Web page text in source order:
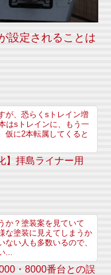
設定されることは
が、恐らくsトレイン増
はsトレインに、もう一
仮に2本転属してくると
】拝島ライナー用
か？塗装案を見ていて
な塗装に見えてしまうか
ない人も多数いるので、
...
・8000番台との誤